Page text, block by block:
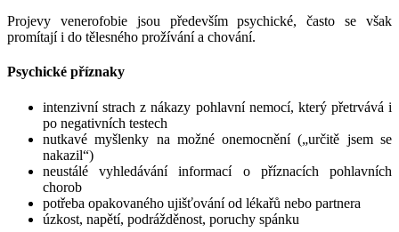
Projevy venerofobie jsou především psychické, často se však
promítají i do tělesného prožívání a chování.
Psychické příznaky
intenzivní strach z nákazy pohlavní nemocí, který přetrvává i
po negativních testech
nutkavé myšlenky na možné onemocnění („určitě jsem se
nakazil“)
neustálé vyhledávání informací o příznacích pohlavních
chorob
potřeba opakovaného ujišťování od lékařů nebo partnera
úzkost, napětí, podrážděnost, poruchy spánku